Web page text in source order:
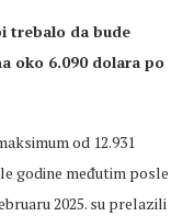
trebalo da bude
oko 6.090 dolara po
od 12.931
godine međutim posle
2025. su prelazili